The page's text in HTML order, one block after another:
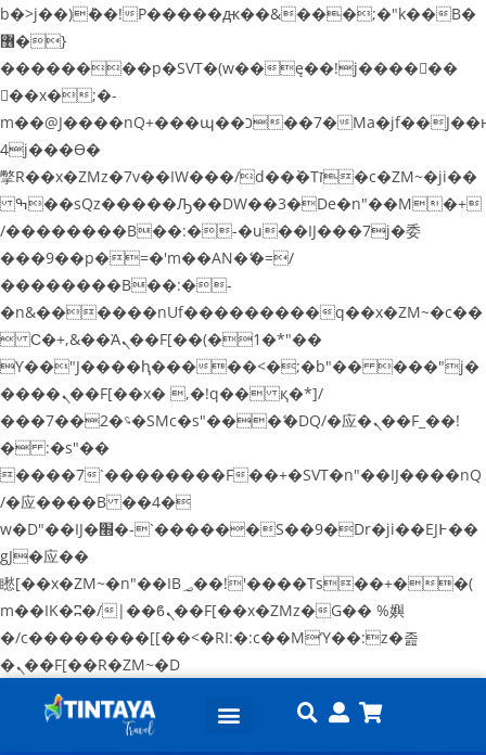
b�>j��)΄��!P�����ԫ��&���;�"k��B�
޶�}
��������p�SVT�(w��ę��!j������
��x�;�-
m��@J����nQ+���պ��כ��7�Ma�jf��J��ͱ
4j���Ѳ�
撆R��x�ZMz�7v��IW���/d��ٞ�Тז�c�ZM~�ji��
ߒ��sQz�����Ԡ��DW��3�De�n"��M�+
/��������B��:�-�u��IJ���7j�委
���9��p�=�'m��AN�ޭ�=/
��������B��:�-
�n&������nUf���������q��x�ZM~�c��
 Ϲ�+,&��Ὰܢ��F[��(�1�*"��
ϒ��"J����ԧ�����<�;�b"�� ���"j�
����ܢ��F[��x� ,�!q�� қ�*]/
���؝�2��7�SMc�s"���ޭ�DQ/�应�ܢ��F_��!
� :�s"��
����7`��������F��+�SVT�n"��IJ����nQ
/�应����B ��4�
w�D"��IJ�׭�-`������S��9�Dr�ji��EJ߅��
gJ�应��
矁[��x�ZM~�n"��IB؃��!'����Тѕ��+��(
m��IK�ʭ�/|��ϐܢ��F[��x�ZMz�G�� %嬩
�/c��������[[��<�RI:�:c��MΎ��:z�졾
�ܢ��F[��R�ZM~�D